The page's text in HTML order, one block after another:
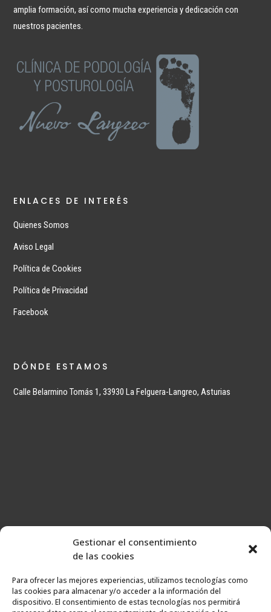
Gestionar el consentimiento
de las cookies
Para ofrecer las mejores experiencias, utilizamos tecnologías como
las cookies para almacenar y/o acceder a la información del
dispositivo. El consentimiento de estas tecnologías nos permitirá
amplia formación, así como mucha experiencia y dedicación con
nuestros pacientes.
ENLACES DE INTERÉS
Quienes Somos
Aviso Legal
Política de Cookies
Política de Privacidad
Facebook
DÓNDE ESTAMOS
Calle Belarmino Tomás 1, 33930 La Felguera-Langreo, Asturias
Página web desarrollada por Cocina tu marca. Todos los derechos